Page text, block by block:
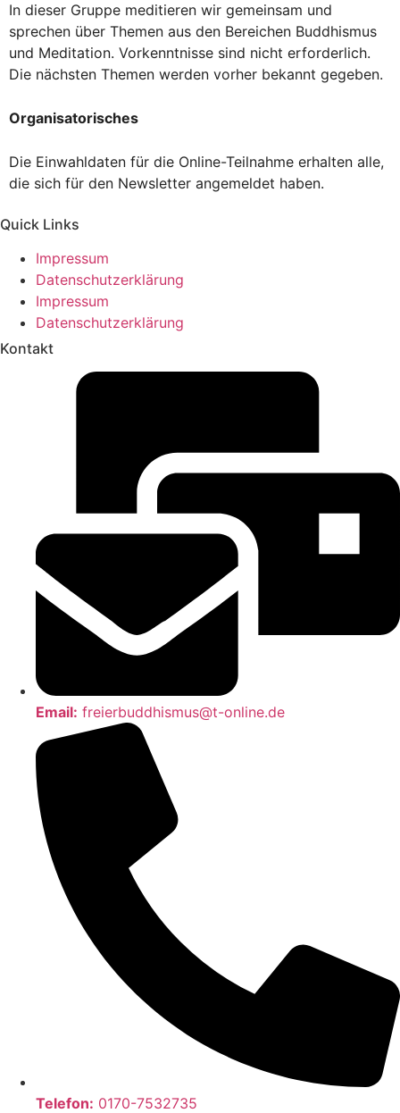
In dieser Gruppe meditieren wir gemeinsam und
sprechen über Themen aus den Bereichen Buddhismus
und Meditation. Vorkenntnisse sind nicht erforderlich.
Die nächsten Themen werden vorher bekannt gegeben.
Organisatorisches
Die Einwahldaten für die Online-Teilnahme erhalten alle,
die sich für den Newsletter angemeldet haben.
Quick Links
Impressum
Datenschutzerklärung
Impressum
Datenschutzerklärung
Kontakt
Email: freierbuddhismus@t-online.de
Telefon: 0170-7532735